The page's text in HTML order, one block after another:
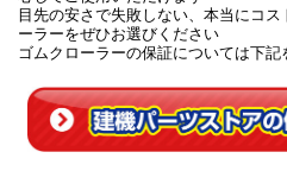
目先の安さで失敗しない、本当にコ
ーラーをぜひお選びください
ゴムクローラーの保証については下記